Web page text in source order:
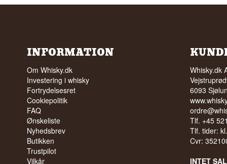
INFORMATION
Om Whisky.dk
Investering i whisky
Fortrydelsesret
Cookiepolitik
FAQ
Ønskeliste
Nyhedsbrev
Butikken
Trustpilot
Vilkår
Whisky.dk
6093
Tlf. +45
Tlf. tider:
Cvr:
INTET